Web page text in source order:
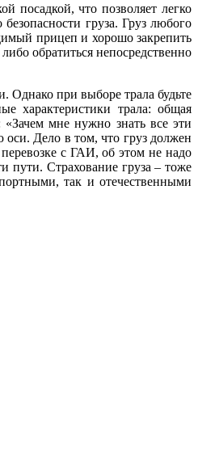
посадкой, что позволяет легко
груза. Груз любого
прицеп и хорошо закрепить
обратиться непосредственно
Однако при выборе трала будьте
характеристики трала: общая
мне нужно знать все эти
оси. Дело в том, что груз должен
с ГАИ, об этом не надо
пути. Страхование груза – тоже
так и отечественными